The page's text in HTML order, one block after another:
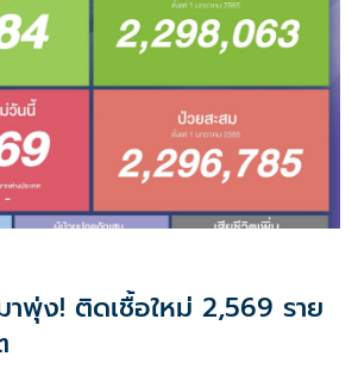
พุ่ง! ติดเชื้อใหม่ 2,569 ราย